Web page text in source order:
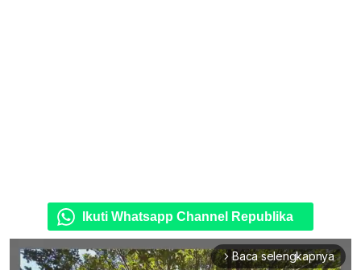
Ikuti Whatsapp Channel Republika
arrow_forward_ios Baca selengkapnya